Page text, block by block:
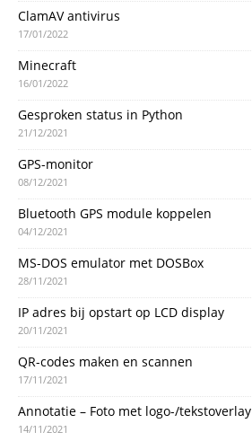
ClamAV antivirus
17/01/2022
Minecraft
16/01/2022
Gesproken status in Python
21/12/2021
GPS-monitor
08/12/2021
Bluetooth GPS module koppelen
04/12/2021
MS-DOS emulator met DOSBox
28/11/2021
IP adres bij opstart op LCD display
20/11/2021
QR-codes maken en scannen
17/11/2021
Annotatie – Foto met logo-/tekstoverlay
14/11/2021